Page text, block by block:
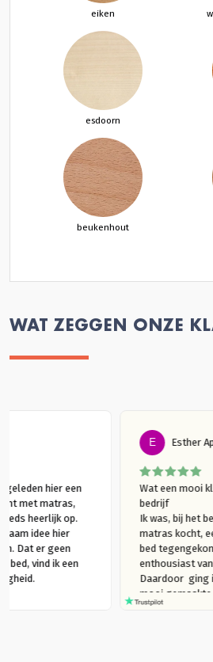
eiken
esdoorn
beukenhout
WAT ZEGGEN ONZE
2 jaar geleden hier een
bed gekocht met matras,
er nog steeds heerlijk op.
een duurzaam idee hier
gekomen. Dat er geen
zit in het bed, vind ik een
bijkomstigheid.
E
Wat
Ik was,
matras
bed
mooi